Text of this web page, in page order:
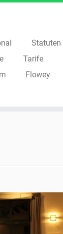
Statuten
Tarife
Flowey